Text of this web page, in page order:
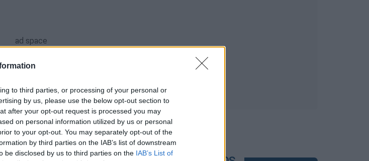
to third parties, or processing of your personal or
by us, please use the below opt-out section to
after your opt-out request is processed you may
on personal information utilized by us or personal
to your opt-out. You may separately opt-out of the
by third parties on the IAB’s list of downstream
be disclosed by us to third parties on the IAB’s List of
10:12
ηγέτες έχουν την